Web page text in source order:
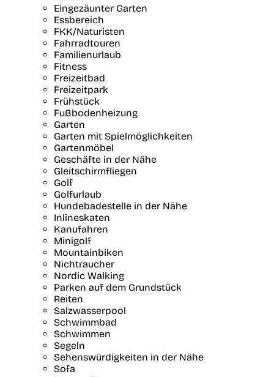
Eingezäunter Garten
Essbereich
FKK/Naturisten
Fahrradtouren
Familienurlaub
Fitness
Freizeitbad
Freizeitpark
Frühstück
Fußbodenheizung
Garten
Garten mit Spielmöglichkeiten
Gartenmöbel
Geschäfte in der Nähe
Gleitschirmfliegen
Golf
Golfurlaub
Hundebadestelle in der Nähe
Inlineskaten
Kanufahren
Minigolf
Mountainbiken
Nichtraucher
Nordic Walking
Parken auf dem Grundstück
Reiten
Salzwasserpool
Schwimmbad
Schwimmen
Segeln
Sehenswürdigkeiten in der Nähe
Sofa